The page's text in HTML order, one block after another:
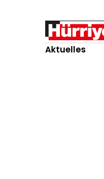
Aktuelles